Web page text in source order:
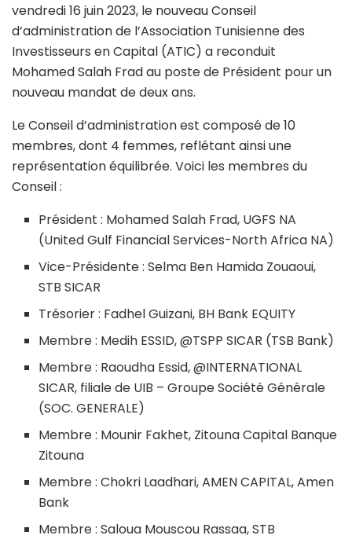
vendredi 16 juin 2023, le nouveau Conseil
d’administration de l’Association Tunisienne des
Investisseurs en Capital (ATIC) a reconduit
Mohamed Salah Frad au poste de Président pour un
nouveau mandat de deux ans.
Le Conseil d’administration est composé de 10
membres, dont 4 femmes, reflétant ainsi une
représentation équilibrée. Voici les membres du
Conseil :
Président : Mohamed Salah Frad, UGFS NA
(United Gulf Financial Services-North Africa NA)
Vice-Présidente : Selma Ben Hamida Zouaoui,
STB SICAR
Trésorier : Fadhel Guizani, BH Bank EQUITY
Membre : Medih ESSID, @TSPP SICAR (TSB Bank)
Membre : Raoudha Essid, @INTERNATIONAL
SICAR, filiale de UIB – Groupe Société Générale
(SOC. GENERALE)
Membre : Mounir Fakhet, Zitouna Capital Banque
Zitouna
Membre : Chokri Laadhari, AMEN CAPITAL, Amen
Bank
Membre : Saloua Mouscou Rassaa, STB